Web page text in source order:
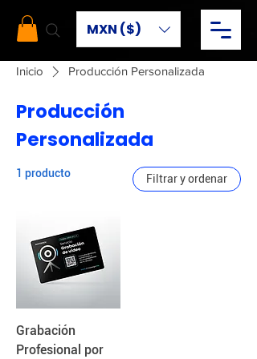
MXN ($)
Inicio Producción Personalizada
Producción
Personalizada
1 producto Filtrar y ordenar
Grabación
Profesional por